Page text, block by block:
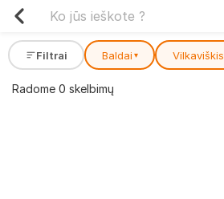
Filtrai Baldai ▾ Vilkaviškis
Radome 0 skelbimų